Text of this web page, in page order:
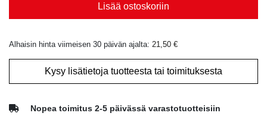
Lisää ostoskoriin
Alhaisin hinta viimeisen 30 päivän ajalta: 21,50 €
Kysy lisätietoja tuotteesta tai toimituksesta
Nopea toimitus 2-5 päivässä varastotuotteisiin